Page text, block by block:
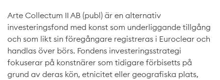
Arte Collectum II AB (publ) är en alternativ
investeringsfond med konst som underliggande tillgång
och som likt sin föregångare registreras i Euroclear och
handlas över börs. Fondens investeringsstrategi
fokuserar på konstnärer som tidigare förbisetts på
grund av deras kön, etnicitet eller geografiska plats,